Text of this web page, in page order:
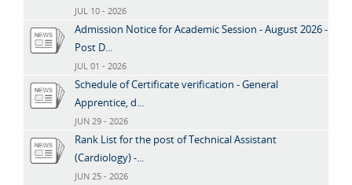
JUL 10 - 2026
Admission Notice for Academic Session - August 2026 -
Post D...
JUL 01 - 2026
Schedule of Certificate verification - General
Apprentice, d...
JUN 29 - 2026
Rank List for the post of Technical Assistant
(Cardiology) -...
JUN 25 - 2026